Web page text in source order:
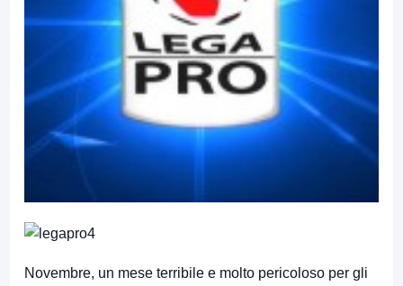
Novembre, un mese terribile e molto pericoloso per gli